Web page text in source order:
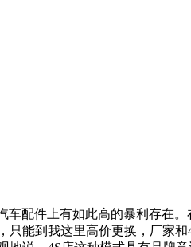
配件上有如此高的暴利存在
能到我这里高价更换，厂家